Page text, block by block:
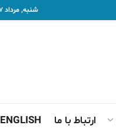
شنبه, مرداد ۱۷, ۱۴۰۵
ارتباط با ما ENGLISH